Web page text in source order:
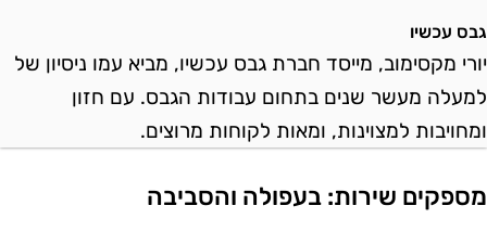
עכשיו
מקסימוב, מייסד חברת גבס עכשיו, מביא עמו ניסיון של
מעשר שנים בתחום עבודות הגבס. עם חזון
למצוינות, ומאות לקוחות מרוצים.
שירות: בעפולה והסביבה